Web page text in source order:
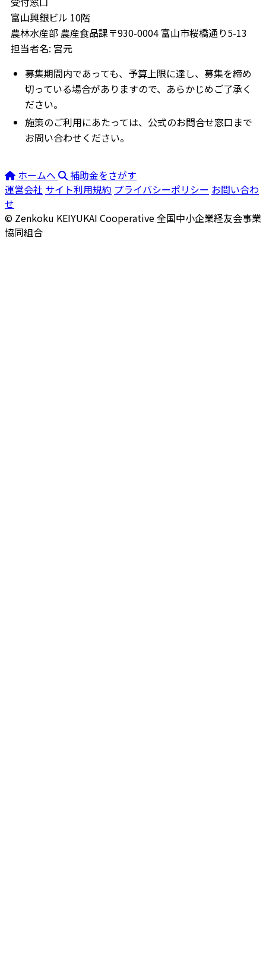
富山興銀ビル 10階
農林水産部 農産食品課〒930-0004 富山市桜橋通り5-13
担当者名: 宮元
募集期間内であっても、予算上限に達し、募集を締め
切っている場合がありますので、あらかじめご了承く
ださい。
施策のご利用にあたっては、公式のお問合せ窓口まで
お問い合わせください。
ホームへ
補助金をさがす
運営会社 サイト利用規約 プライバシーポリシー お問い合わ
せ
© Zenkoku KEIYUKAI Cooperative全国中小企業経友会事業
協同組合